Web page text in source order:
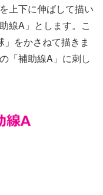
上下に伸ばして描い
線A」とします。こ
をかさねて描きま
「補助線A」に刺し